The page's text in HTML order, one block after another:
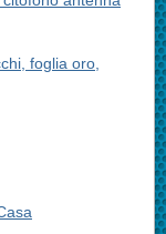
foglia oro,